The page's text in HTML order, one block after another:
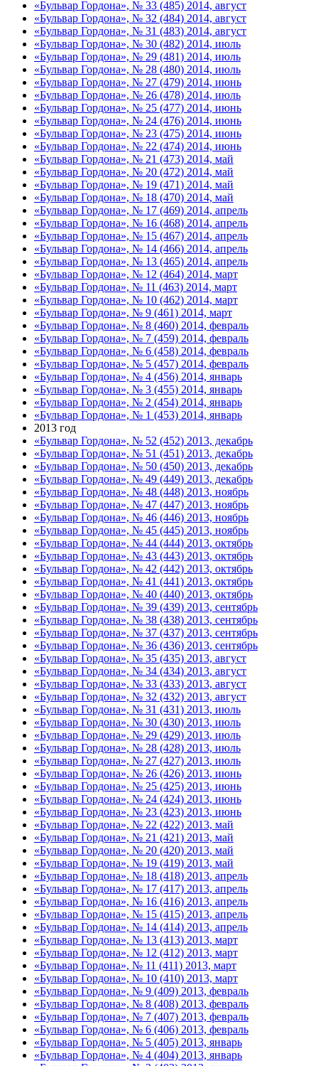
«Бульвар Гордона», № 33 (485) 2014, август
«Бульвар Гордона», № 32 (484) 2014, август
«Бульвар Гордона», № 31 (483) 2014, август
«Бульвар Гордона», № 30 (482) 2014, июль
«Бульвар Гордона», № 29 (481) 2014, июль
«Бульвар Гордона», № 28 (480) 2014, июль
«Бульвар Гордона», № 27 (479) 2014, июнь
«Бульвар Гордона», № 26 (478) 2014, июль
«Бульвар Гордона», № 25 (477) 2014, июнь
«Бульвар Гордона», № 24 (476) 2014, июнь
«Бульвар Гордона», № 23 (475) 2014, июнь
«Бульвар Гордона», № 22 (474) 2014, июнь
«Бульвар Гордона», № 21 (473) 2014, май
«Бульвар Гордона», № 20 (472) 2014, май
«Бульвар Гордона», № 19 (471) 2014, май
«Бульвар Гордона», № 18 (470) 2014, май
«Бульвар Гордона», № 17 (469) 2014, апрель
«Бульвар Гордона», № 16 (468) 2014, апрель
«Бульвар Гордона», № 15 (467) 2014, апрель
«Бульвар Гордона», № 14 (466) 2014, апрель
«Бульвар Гордона», № 13 (465) 2014, апрель
«Бульвар Гордона», № 12 (464) 2014, март
«Бульвар Гордона», № 11 (463) 2014, март
«Бульвар Гордона», № 10 (462) 2014, март
«Бульвар Гордона», № 9 (461) 2014, март
«Бульвар Гордона», № 8 (460) 2014, февраль
«Бульвар Гордона», № 7 (459) 2014, февраль
«Бульвар Гордона», № 6 (458) 2014, февраль
«Бульвар Гордона», № 5 (457) 2014, февраль
«Бульвар Гордона», № 4 (456) 2014, январь
«Бульвар Гордона», № 3 (455) 2014, январь
«Бульвар Гордона», № 2 (454) 2014, январь
«Бульвар Гордона», № 1 (453) 2014, январь
2013 год
«Бульвар Гордона», № 52 (452) 2013, декабрь
«Бульвар Гордона», № 51 (451) 2013, декабрь
«Бульвар Гордона», № 50 (450) 2013, декабрь
«Бульвар Гордона», № 49 (449) 2013, декабрь
«Бульвар Гордона», № 48 (448) 2013, ноябрь
«Бульвар Гордона», № 47 (447) 2013, ноябрь
«Бульвар Гордона», № 46 (446) 2013, ноябрь
«Бульвар Гордона», № 45 (445) 2013, ноябрь
«Бульвар Гордона», № 44 (444) 2013, октябрь
«Бульвар Гордона», № 43 (443) 2013, октябрь
«Бульвар Гордона», № 42 (442) 2013, октябрь
«Бульвар Гордона», № 41 (441) 2013, октябрь
«Бульвар Гордона», № 40 (440) 2013, октябрь
«Бульвар Гордона», № 39 (439) 2013, сентябрь
«Бульвар Гордона», № 38 (438) 2013, сентябрь
«Бульвар Гордона», № 37 (437) 2013, сентябрь
«Бульвар Гордона», № 36 (436) 2013, сентябрь
«Бульвар Гордона», № 35 (435) 2013, август
«Бульвар Гордона», № 34 (434) 2013, август
«Бульвар Гордона», № 33 (433) 2013, август
«Бульвар Гордона», № 32 (432) 2013, август
«Бульвар Гордона», № 31 (431) 2013, июль
«Бульвар Гордона», № 30 (430) 2013, июль
«Бульвар Гордона», № 29 (429) 2013, июль
«Бульвар Гордона», № 28 (428) 2013, июль
«Бульвар Гордона», № 27 (427) 2013, июль
«Бульвар Гордона», № 26 (426) 2013, июнь
«Бульвар Гордона», № 25 (425) 2013, июнь
«Бульвар Гордона», № 24 (424) 2013, июнь
«Бульвар Гордона», № 23 (423) 2013, июнь
«Бульвар Гордона», № 22 (422) 2013, май
«Бульвар Гордона», № 21 (421) 2013, май
«Бульвар Гордона», № 20 (420) 2013, май
«Бульвар Гордона», № 19 (419) 2013, май
«Бульвар Гордона», № 18 (418) 2013, апрель
«Бульвар Гордона», № 17 (417) 2013, апрель
«Бульвар Гордона», № 16 (416) 2013, апрель
«Бульвар Гордона», № 15 (415) 2013, апрель
«Бульвар Гордона», № 14 (414) 2013, апрель
«Бульвар Гордона», № 13 (413) 2013, март
«Бульвар Гордона», № 12 (412) 2013, март
«Бульвар Гордона», № 11 (411) 2013, март
«Бульвар Гордона», № 10 (410) 2013, март
«Бульвар Гордона», № 9 (409) 2013, февраль
«Бульвар Гордона», № 8 (408) 2013, февраль
«Бульвар Гордона», № 7 (407) 2013, февраль
«Бульвар Гордона», № 6 (406) 2013, февраль
«Бульвар Гордона», № 5 (405) 2013, январь
«Бульвар Гордона», № 4 (404) 2013, январь